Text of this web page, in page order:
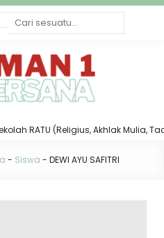
RATU (Religius, Akhlak Mulia,
- Siswa - DEWI AYU SAFITRI